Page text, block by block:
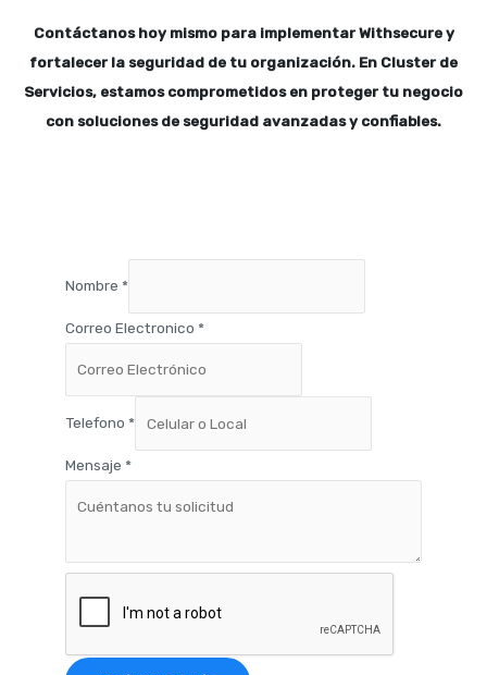
Contáctanos hoy mismo para implementar Withsecure y
fortalecer la seguridad de tu organización. En Cluster de
Servicios, estamos comprometidos en proteger tu negocio
con soluciones de seguridad avanzadas y confiables.
Nombre *
Correo Electronico *
Telefono *
Mensaje *